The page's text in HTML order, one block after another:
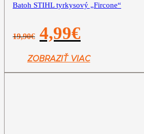
Batoh STIHL tyrkysový „Fircone“
19,90€
Pôvodná
cena
19,90€.
4,99€
4,99€.
ZOBRAZIŤ VIAC